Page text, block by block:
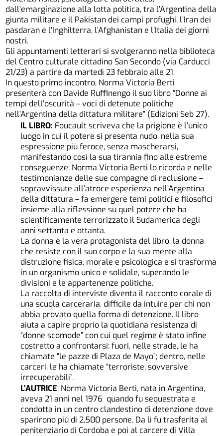
dall’emarginazione alla lotta politica, tra l’Argentina della
giunta militare e il Pakistan dei campi profughi, l’Iran dei
pasdaran e l’Inghilterra, l’Afghanistan e l’Italia dei giorni
nostri.
Gli appuntamenti letterari si svolgeranno nella biblioteca
del Centro culturale cittadino San Secondo (via Carducci
21/23) a partire da martedì 23 febbraio alle 21.
In questo primo incontro, Norma Victoria Berti
presenterà con Davide Ruffinengo il suo libro “Donne ai
tempi dell’oscurità – voci di detenute politiche
nell’Argentina della dittatura militare” (Edizioni Seb 27).
IL LIBRO: Foucault scriveva che la prigione è l’unico
luogo in cui il potere si presenta nudo, nella sua
espressione più feroce, senza mascherarsi,
manifestando così la sua tirannia fino alle estreme
conseguenze: Norma Victoria Berti lo ricorda e nelle
testimonianze delle sue compagne di reclusione –
sopravvissute all’atroce esperienza nell’Argentina
della dittatura – fa emergere temi politici e filosofici
insieme alla riflessione su quel potere che ha
scientificamente terrorizzato il Sudamerica degli
anni settanta e ottanta.
La donna è la vera protagonista del libro, la donna
che resiste con il suo corpo e la sua mente alla
distruzione fisica, morale e psicologica e si trasforma
in un organismo unico e solidale, superando le
divisioni e le appartenenze politiche.
La raccolta di interviste diventa il racconto corale di
una scuola carceraria, difficile da intuire per chi non
abbia provato quella forma di detenzione. Il libro
aiuta a capire proprio la quotidiana resistenza di
“donne scomode” con cui quel regime è stato infine
costretto a confrontarsi: fuori, nelle strade, le ha
chiamate “le pazze di Plaza de Mayo”; dentro, nelle
carceri, le ha chiamate “terroriste, sovversive
irrecuperabili”.
L’AUTRICE: Norma Victoria Berti, nata in Argentina,
aveva 21 anni nel 1976 quando fu sequestrata e
condotta in un centro clandestino di detenzione dove
sparirono più di 2.500 persone. Da lì fu trasferita al
penitenziario di Cordoba e poi al carcere di Villa